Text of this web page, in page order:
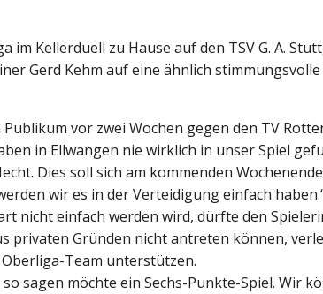
Kellerduell zu Hause auf den TSV G. A.
Gerd Kehm auf eine ähnlich
vor zwei Wochen gegen den TV
in Ellwangen nie wirklich in unser Spiel
Dies soll sich am kommenden
wir es in der Verteidigung einfach
nicht einfach werden wird, dürfte den
privaten Gründen nicht antreten können,
Team unterstützen.
sagen möchte ein Sechs-Punkte-Spiel. Wir